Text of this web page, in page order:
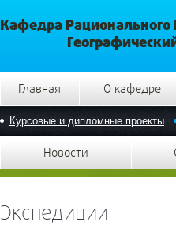
Кафедра Рационального
Главная О кафедре
Курсовые и дипломные проекты
Новости
Экспедиции